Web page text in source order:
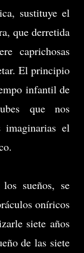
sustituye el
que derretida
caprichosas
El principio
infantil de
que nos
imaginarias el
sueños, se
oníricos
siete años
de las siete